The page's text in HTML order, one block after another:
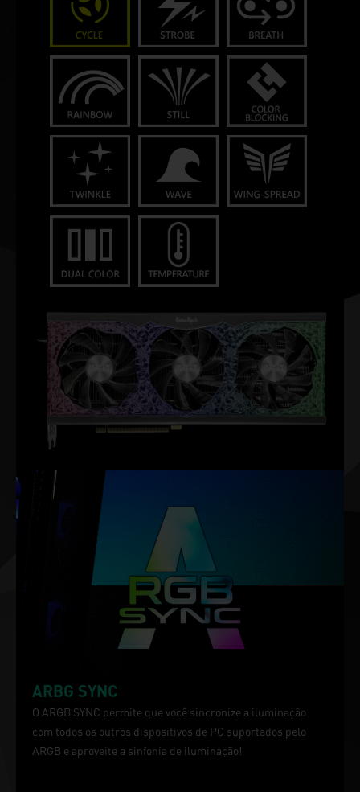
ARBG SYNC
O ARGB SYNC permite que você sincronize a iluminação
com todos os outros dispositivos de PC suportados pelo
ARGB e aproveite a sinfonia de iluminação!